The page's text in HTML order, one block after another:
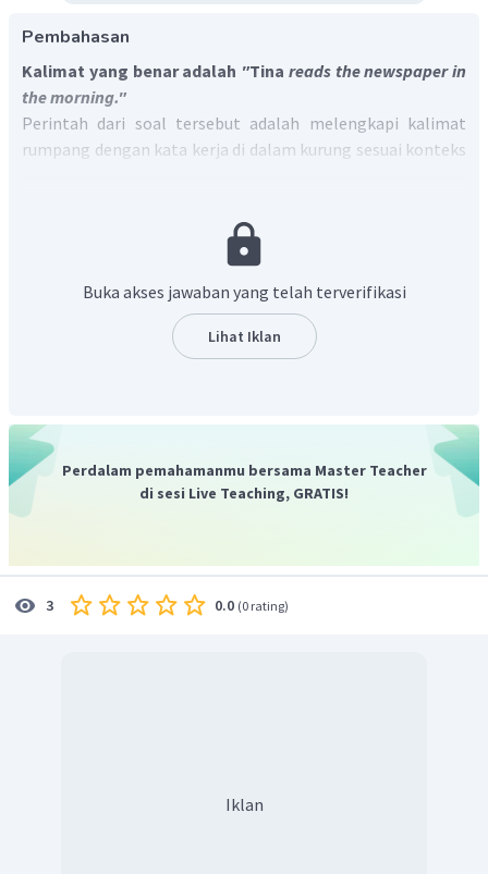
Pembahasan
Kalimat yang benar adalah "Tina reads the newspaper in
the morning."
Perintah dari soal tersebut adalah melengkapi kalimat
rumpang dengan kata kerja di dalam kurung sesuai konteks
S + V1 (s/es) + Complement.
menggunakan
langsung ditambahkan -s, namun untukverbdengan
akhiran o, s, x, z, ch, dan sh ditambahkan -es).
Dengan rumus tersebut, kalimat yang benar adalah
newspaper in the morning."
Buka akses jawaban yang telah terverifikasi
Lihat Iklan
Perdalam pemahamanmu bersama Master Teacher
di sesi Live Teaching, GRATIS!
3 0.0 (0 rating)
Iklan